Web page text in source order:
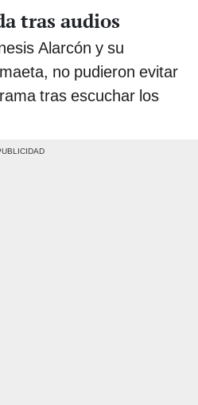
tras audios
Alarcón y su
no pudieron evitar
tras escuchar los